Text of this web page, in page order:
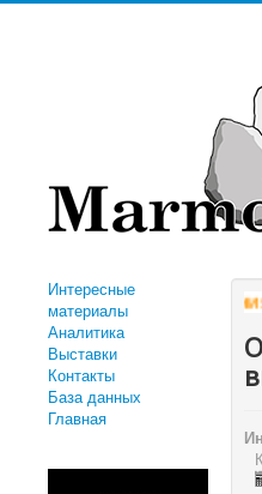
Интересные
материалы
Аналитика
Выставки
Контакты
База данных
Главная
"КОМПАНИЯ АЛМИР"